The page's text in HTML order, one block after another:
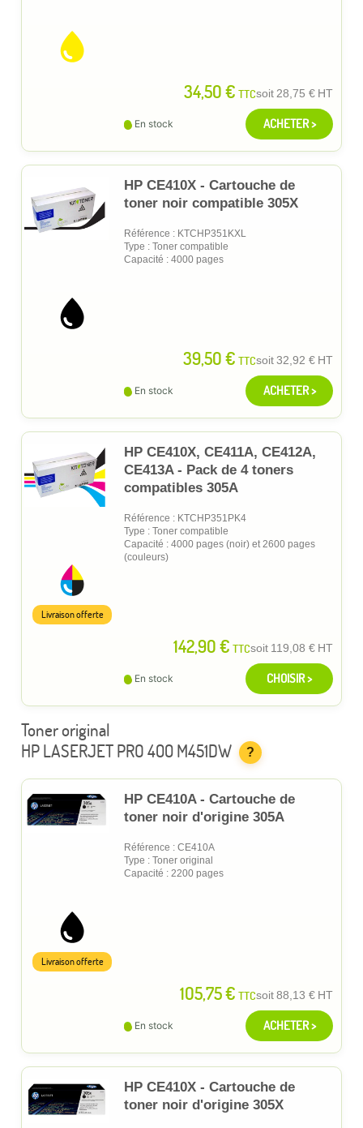
34,50 € TTCsoit28,75 € HT
En stock ACHETER >
HP CE410X - Cartouche de
toner noir compatible 305X
Référence : KTCHP351KXL
Type : Toner compatible
Capacité : 4000 pages
39,50 € TTCsoit32,92 € HT
En stock ACHETER >
HP CE410X, CE411A, CE412A,
CE413A - Pack de 4 toners
compatibles 305A
Référence : KTCHP351PK4
Type : Toner compatible
Capacité : 4000 pages (noir) et 2600 pages
(couleurs)
142,90 € TTCsoit 119,08 € HT
Livraison offerte
En stock CHOISIR >
Toner original
HP LASERJET PRO 400 M451DW
?
HP CE410A - Cartouche de
toner noir d'origine 305A
Référence : CE410A
Type : Toner original
Capacité : 2200 pages
105,75 € TTCsoit88,13 € HT
Livraison offerte
En stock ACHETER >
HP CE410X - Cartouche de
toner noir d'origine 305X